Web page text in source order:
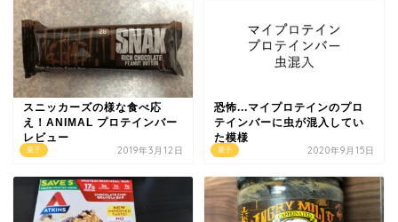
菓子
スニッカーズの様な食べ応
え！ANIMAL プロテインバー
レビュー
2019年3月12日 菓子
恐怖...マイプロテインのプロ
テインバーに虫が混入してい
た模様
2020年9月15日